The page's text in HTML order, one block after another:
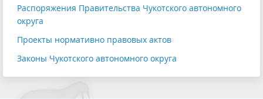
Распоряжения Правительства Чукотского автономного
округа
Проекты нормативно правовых актов
Законы Чукотского автономного округа